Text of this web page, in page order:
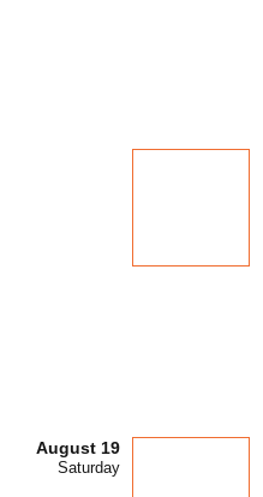
August 19
Saturday